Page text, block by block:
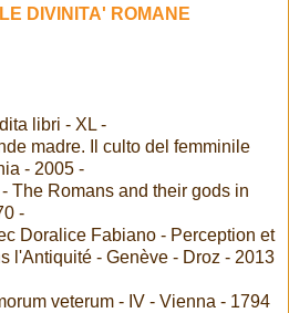
DIVINITA' ROMANE
libri - XL -
madre. Il culto del femminile
- 2005 -
The Romans and their gods in
-
Doralice Fabiano - Perception et
l'Antiquité - Genève - Droz - 2013
veterum - IV - Vienna - 1794